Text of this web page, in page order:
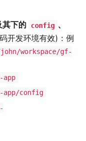
其下的 config 、
开发环境有效)：例
john/workspace/gf-
app
app/config